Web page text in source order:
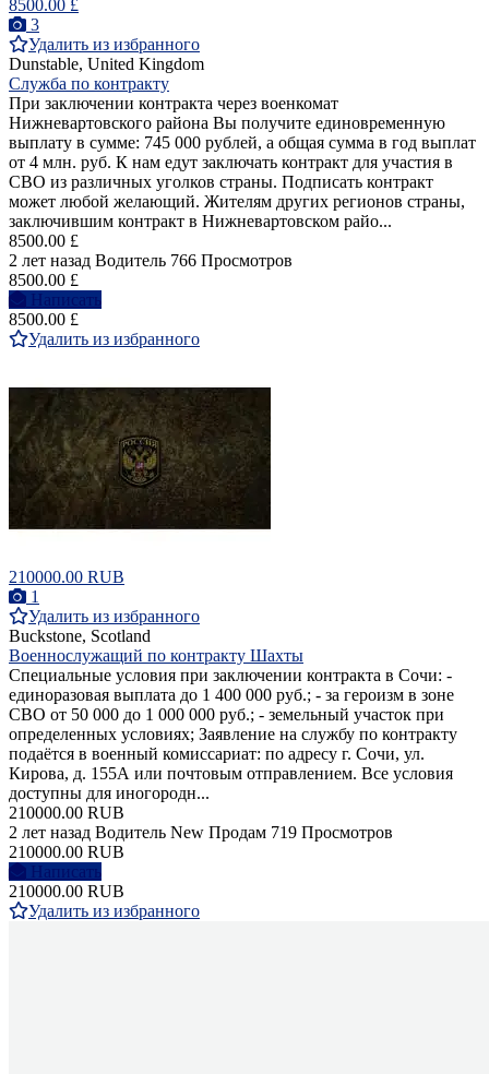
8500.00 £
3
Удалить из избранного
Dunstable, United Kingdom
Служба по контракту
При заключении контракта через военкомат
Нижневартовского района Вы получите единовременную
выплату в сумме: 745 000 рублей, а общая сумма в год выплат
от 4 млн. руб. К нам едут заключать контракт для участия в
СВО из различных уголков страны. Подписать контракт
может любой желающий. Жителям других регионов страны,
заключившим контракт в Нижневартовском райо...
8500.00 £
2 лет назад Водитель 766 Просмотров
8500.00 £
Написать
8500.00 £
Удалить из избранного
210000.00 RUB
1
Удалить из избранного
Buckstone, Scotland
Военнослужащий по контракту Шахты
Специальные условия при заключении контракта в Сочи: -
единоразовая выплата до 1 400 000 руб.; - за героизм в зоне
СВО от 50 000 до 1 000 000 руб.; - земельный участок при
определенных условиях; Заявление на службу по контракту
подаётся в военный комиссариат: по адресу г. Сочи, ул.
Кирова, д. 155А или почтовым отправлением. Все условия
доступны для иногородн...
210000.00 RUB
2 лет назад Водитель New Продам 719 Просмотров
210000.00 RUB
Написать
210000.00 RUB
Удалить из избранного